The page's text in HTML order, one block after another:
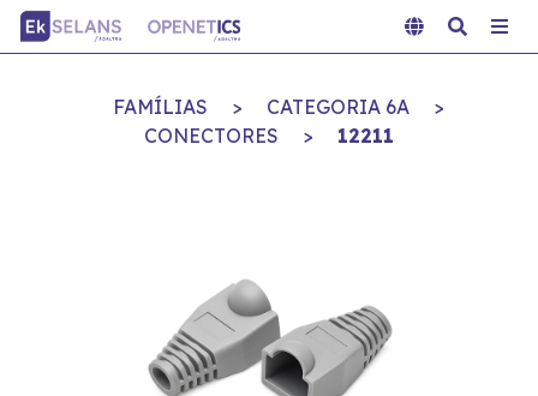
FAMÍLIAS > CATEGORIA 6A
>
CONECTORES
> 12211